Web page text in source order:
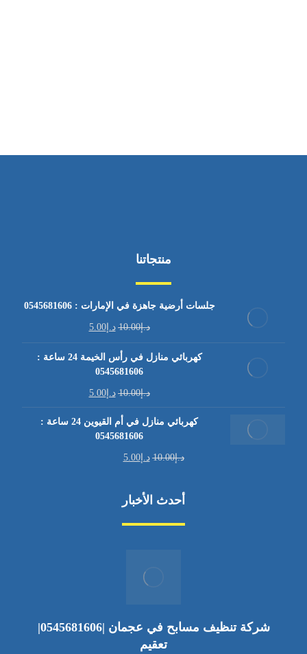
منتجاتنا
جلسات أرضية جاهزة في الإمارات : 0545681606
د.إ10.00 د.إ5.00
كهربائي منازل في رأس الخيمة 24 ساعة :
0545681606
د.إ10.00 د.إ5.00
كهربائي منازل في أم القيوين 24 ساعة :
0545681606
د.إ10.00 د.إ5.00
أحدث الأخبار
شركة تنظيف مسابح في عجمان |0545681606|
تعقيم